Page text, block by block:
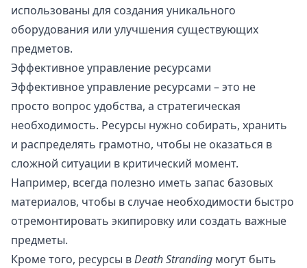
использованы для создания уникального
оборудования или улучшения существующих
предметов.
Эффективное управление ресурсами
Эффективное управление ресурсами – это не
просто вопрос удобства, а стратегическая
необходимость. Ресурсы нужно собирать, хранить
и распределять грамотно, чтобы не оказаться в
сложной ситуации в критический момент.
Например, всегда полезно иметь запас базовых
материалов, чтобы в случае необходимости быстро
отремонтировать экипировку или создать важные
предметы.
Кроме того, ресурсы вDeath Stranding могут быть